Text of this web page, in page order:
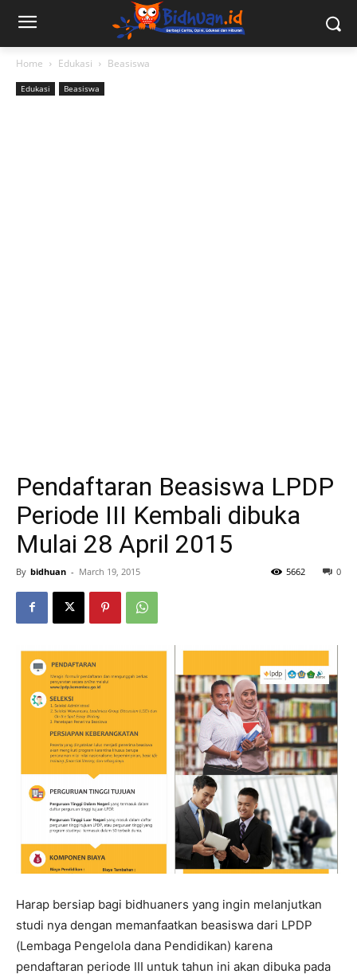
Home Edukasi Beasiswa
Edukasi Beasiswa
Pendaftaran Beasiswa LPDP
Periode III Kembali dibuka
Mulai 28 April 2015
By bidhuan - March 19, 2015 0
5662
Harap bersiap bagi bidhuaners yang ingin melanjutkan
studi nya dengan memanfaatkan beasiswa dari LPDP
(Lembaga Pengelola dana Pendidikan) karena
pendaftaran periode III untuk tahun ini akan dibuka pada